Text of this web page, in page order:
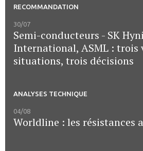
RECOMMANDATION
30/07
Semi-conducteurs - SK
International, ASML : trois
situations, trois décisions
ANALYSES TECHNIQUE
04/08
Worldline : les résistances